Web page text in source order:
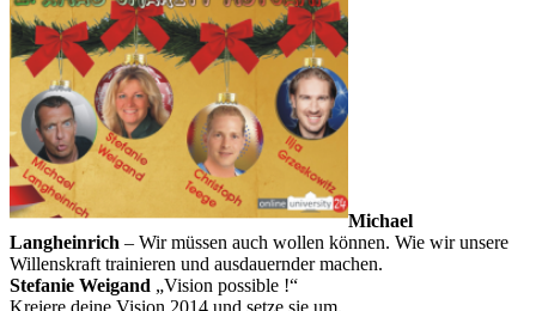
Michael
Langheinrich – Wir müssen auch wollen können. Wie wir unsere
Willenskraft trainieren und ausdauernder machen.
Stefanie Weigand „Vision possible !“